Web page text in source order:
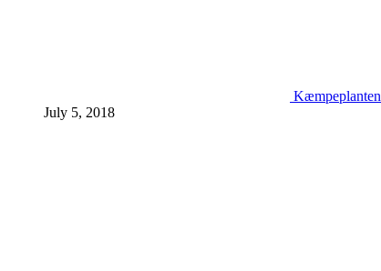
Kæmpeplanten
July 5, 2018